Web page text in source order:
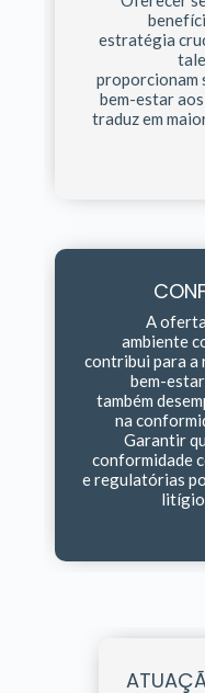
estratégia
proporcionam
bem-estar
traduz em
A
ambiente
contribui para a
bem-
também
na
Garantir
conformidade
e regulatórias